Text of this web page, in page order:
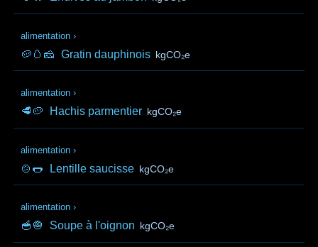
alimentation ›
🥔🥚🧀 Gratin dauphinois kgCO₂e
alimentation ›
🥩🥔 Hachis parmentier kgCO₂e
alimentation ›
🍲🌭 Lentille saucisse kgCO₂e
alimentation ›
🥣🧅 Soupe à l'oignon kgCO₂e